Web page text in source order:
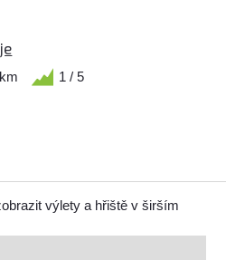
1 / 5
výlety a hřiště v širším